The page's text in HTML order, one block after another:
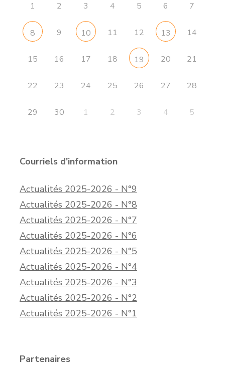
1 2 3 4 5 6 7
8 9 10 11 12 13 14
15 16 17 18 19 20 21
22 23 24 25 26 27 28
29 30 1 2 3 4 5
Courriels d'information
Actualités 2025-2026 - N°9
Actualités 2025-2026 - N°8
Actualités 2025-2026 - N°7
Actualités 2025-2026 - N°6
Actualités 2025-2026 - N°5
Actualités 2025-2026 - N°4
Actualités 2025-2026 - N°3
Actualités 2025-2026 - N°2
Actualités 2025-2026 - N°1
Partenaires